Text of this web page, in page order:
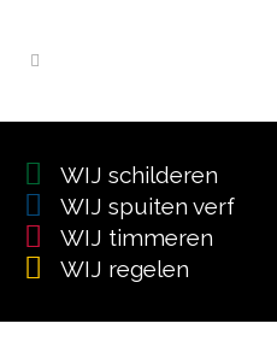
WIJ schilderen
WIJ spuiten verf
WIJ timmeren
WIJ regelen